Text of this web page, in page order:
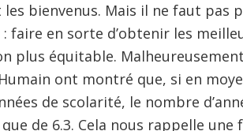
les bienvenus. Mais il ne faut pas
: faire en sorte d’obtenir les
plus équitable.
ont montré que, si en
de scolarité, le nombre
de 6.3. Cela nous rappelle